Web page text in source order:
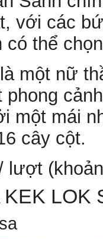
với các
thể
là một nữ
một mái
cây cột.
lượt
LOK